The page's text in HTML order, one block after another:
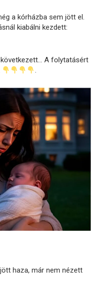
a kórházba sem jött el.
kiabálni kezdett:
A folytatásért
.
haza, már nem nézett